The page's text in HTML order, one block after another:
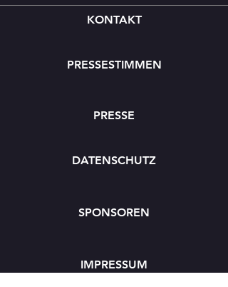
KONTAKT
PRESSESTIMMEN
PRESSE
DATENSCHUTZ
SPONSOREN
IMPRESSUM